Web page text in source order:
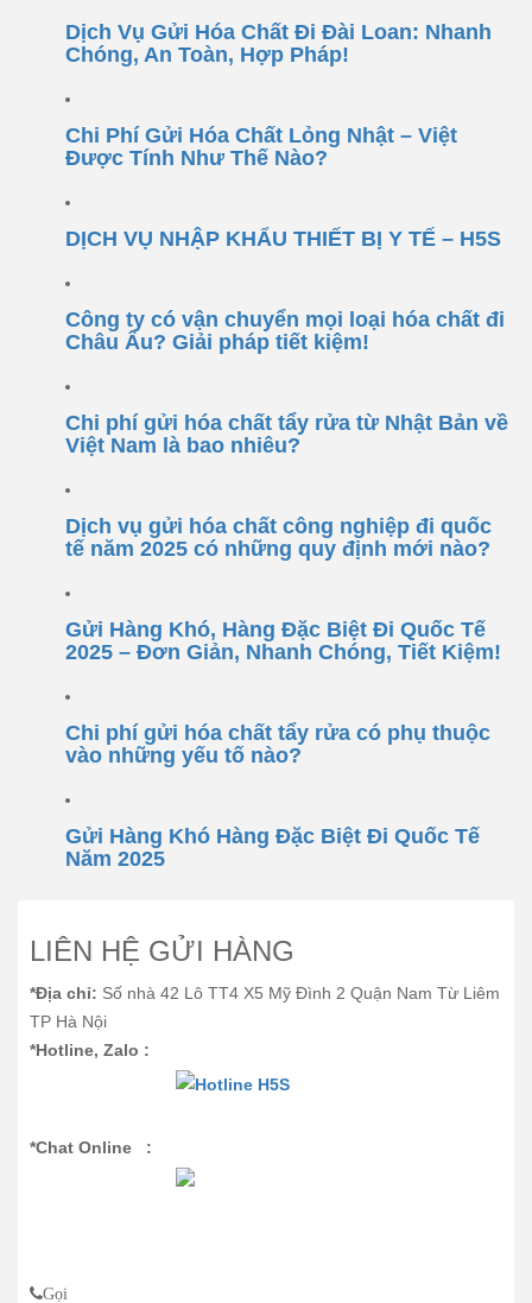
Dịch Vụ Gửi Hóa Chất Đi Đài Loan: Nhanh
Chóng, An Toàn, Hợp Pháp!
Chi Phí Gửi Hóa Chất Lỏng Nhật – Việt
Được Tính Như Thế Nào?
DỊCH VỤ NHẬP KHẨU THIẾT BỊ Y TẾ – H5S
Công ty có vận chuyển mọi loại hóa chất đi
Châu Âu? Giải pháp tiết kiệm!
Chi phí gửi hóa chất tẩy rửa từ Nhật Bản về
Việt Nam là bao nhiêu?
Dịch vụ gửi hóa chất công nghiệp đi quốc
tế năm 2025 có những quy định mới nào?
Gửi Hàng Khó, Hàng Đặc Biệt Đi Quốc Tế
2025 – Đơn Giản, Nhanh Chóng, Tiết Kiệm!
Chi phí gửi hóa chất tẩy rửa có phụ thuộc
vào những yếu tố nào?
Gửi Hàng Khó Hàng Đặc Biệt Đi Quốc Tế
Năm 2025
LIÊN HỆ GỬI HÀNG
*Địa chỉ: Số nhà 42 Lô TT4 X5 Mỹ Đình 2 Quận Nam Từ Liêm
TP Hà Nội
*Hotline, Zalo :
*Chat Online :
Gọi